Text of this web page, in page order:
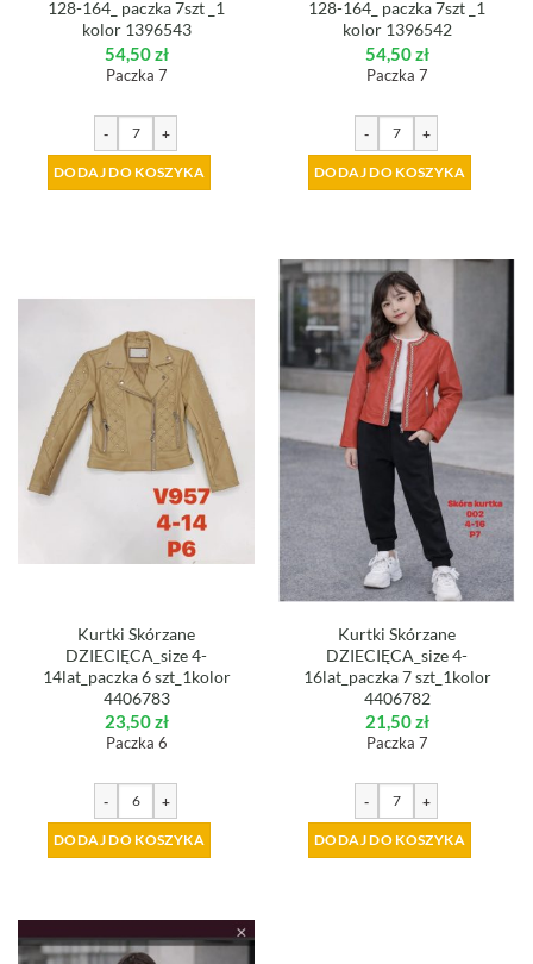
128-164_ paczka 7szt _1
kolor 1396543
54,50zł
Paczka 7
- +
DODAJ DO KOSZYKA
128-164_ paczka 7szt _1
kolor 1396542
54,50zł
Paczka 7
- +
DODAJ DO KOSZYKA
Kurtki Skórzane
DZIECIĘCA_size 4-
14lat_paczka 6 szt_1kolor
4406783
23,50zł
Paczka 6
- +
DODAJ DO KOSZYKA
Kurtki Skórzane
DZIECIĘCA_size 4-
16lat_paczka 7 szt_1kolor
4406782
21,50zł
Paczka 7
- +
DODAJ DO KOSZYKA